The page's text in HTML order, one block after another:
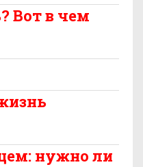
Вот в чем
нужно ли